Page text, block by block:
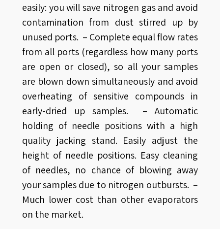
easily: you will save nitrogen gas and avoid
contamination from dust stirred up by
unused ports. – Complete equal flow rates
from all ports (regardless how many ports
are open or closed), so all your samples
are blown down simultaneously and avoid
overheating of sensitive compounds in
early-dried up samples. – Automatic
holding of needle positions with a high
quality jacking stand. Easily adjust the
height of needle positions. Easy cleaning
of needles, no chance of blowing away
your samples due to nitrogen outbursts. –
Much lower cost than other evaporators
on the market.